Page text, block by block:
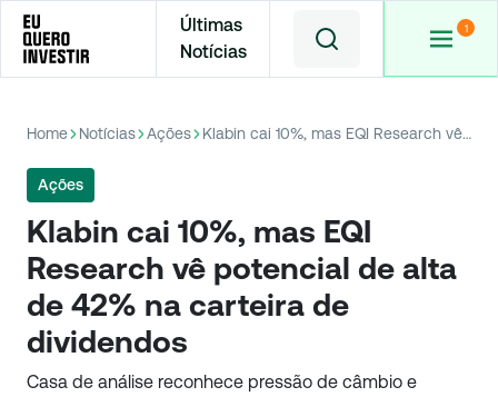
Últimas
Notícias
Home Notícias Ações Klabin cai 10%, mas EQI Research vê potencial de alta de 42% na carteira de dividendos
Ações
Klabin cai 10%, mas EQI
Research vê potencial de alta
de 42% na carteira de
dividendos
Casa de análise reconhece pressão de câmbio e